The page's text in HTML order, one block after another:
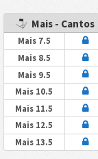
Mais - Cantos
Mais 7.5
Mais 8.5
Mais 9.5
Mais 10.5
Mais 11.5
Mais 12.5
Mais 13.5